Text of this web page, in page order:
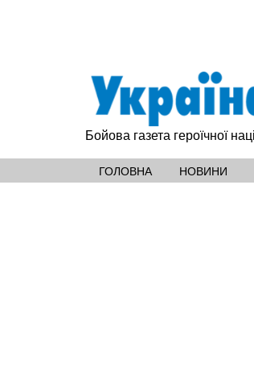
Бойова газета героїчної
ГОЛОВНА НОВИНИ